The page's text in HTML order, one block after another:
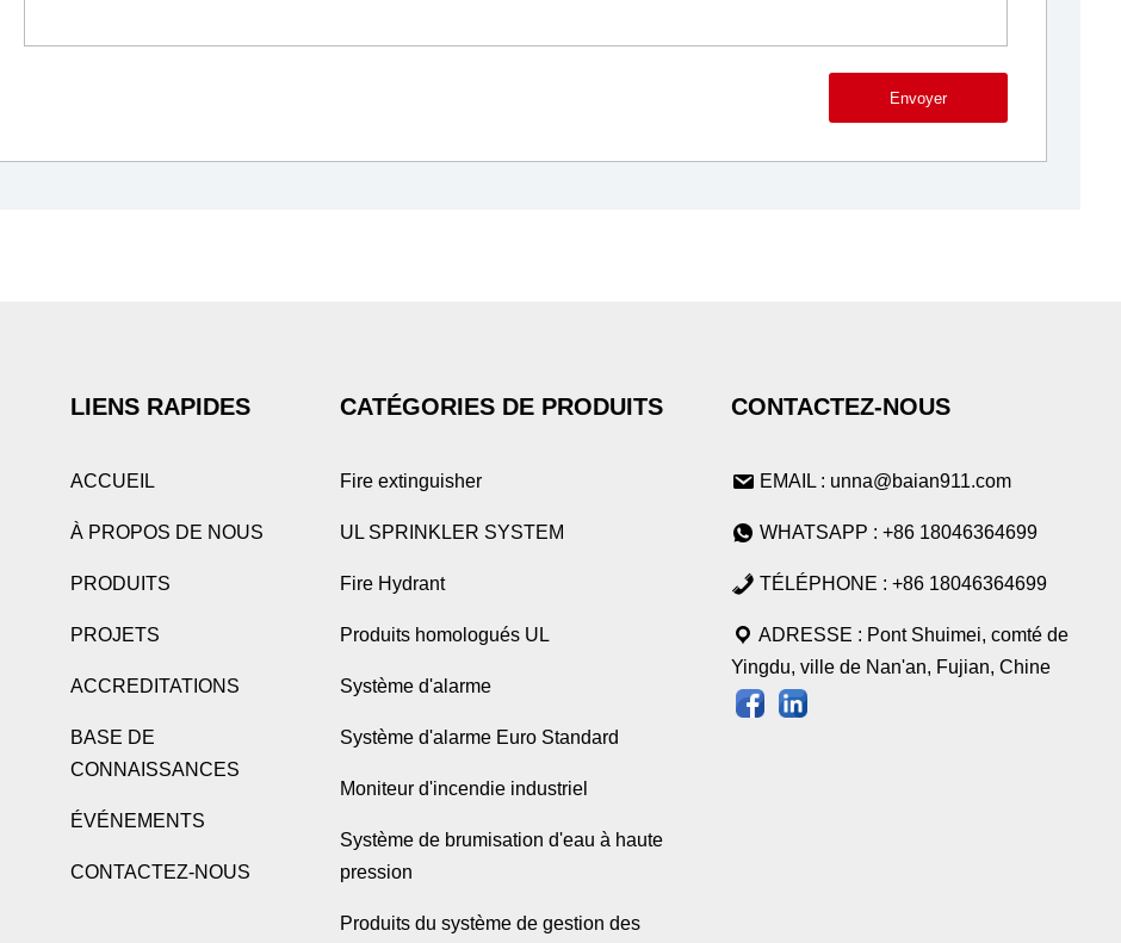
Envoyer
LIENS RAPIDES
ACCUEIL
À PROPOS DE NOUS
PRODUITS
PROJETS
ACCREDITATIONS
BASE DE
CONNAISSANCES
ÉVÉNEMENTS
CONTACTEZ-NOUS
CATÉGORIES DE PRODUITS
Fire extinguisher
UL SPRINKLER SYSTEM
Fire Hydrant
Produits homologués UL
Système d'alarme
Système d'alarme Euro Standard
Moniteur d'incendie industriel
Système de brumisation d'eau à haute
pression
Produits du système de gestion des
CONTACTEZ-NOUS
EMAIL : unna@baian911.com
WHATSAPP : +86 18046364699
TÉLÉPHONE : +86 18046364699
ADRESSE : Pont Shuimei, comté de
Yingdu, ville de Nan'an, Fujian, Chine